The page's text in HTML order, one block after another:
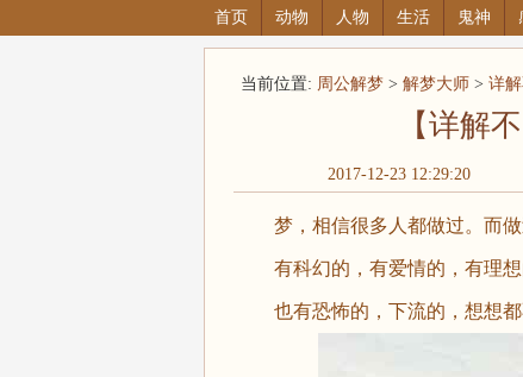
首页 动物 人物 生活 鬼神
当前位置: 周公解梦> 解梦大师 > 详
【详解
2017-12-23 12:29:20
梦，相信很多人都做过。而做
有科幻的，有爱情的，有理想
也有恐怖的，下流的，想想都